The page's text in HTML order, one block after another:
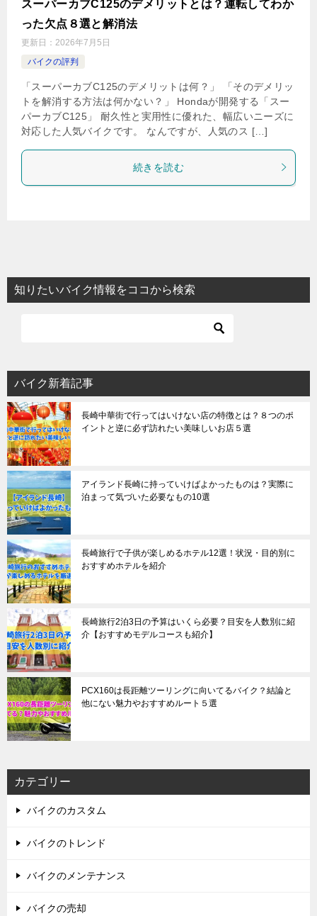
スーパーカブC125のデメリットとは？運転してわか
った欠点８選と解消法
更新日： 2026年7月5日
バイクの評判
「スーパーカブC125のデメリットは何？」 「そのデメリッ
トを解消する方法は何かない？」 Hondaが開発する「スー
パーカブC125」 耐久性と実用性に優れた、幅広いニーズに
対応した人気バイクです。 なんですが、人気のス […]
続きを読む
知りたいバイク情報をココから検索
バイク新着記事
長崎中華街で行ってはいけない店の特徴とは？８つのポ
イントと逆に必ず訪れたい美味しいお店５選
アイランド長崎に持っていけばよかったものは？実際に
泊まって気づいた必要なもの10選
長崎旅行で子供が楽しめるホテル12選！状況・目的別に
おすすめホテルを紹介
長崎旅行2泊3日の予算はいくら必要？目安を人数別に紹
介【おすすめモデルコースも紹介】
PCX160は長距離ツーリングに向いてるバイク？結論と
他にない魅力やおすすめルート５選
カテゴリー
バイクのカスタム
バイクのトレンド
バイクのメンテナンス
バイクの売却